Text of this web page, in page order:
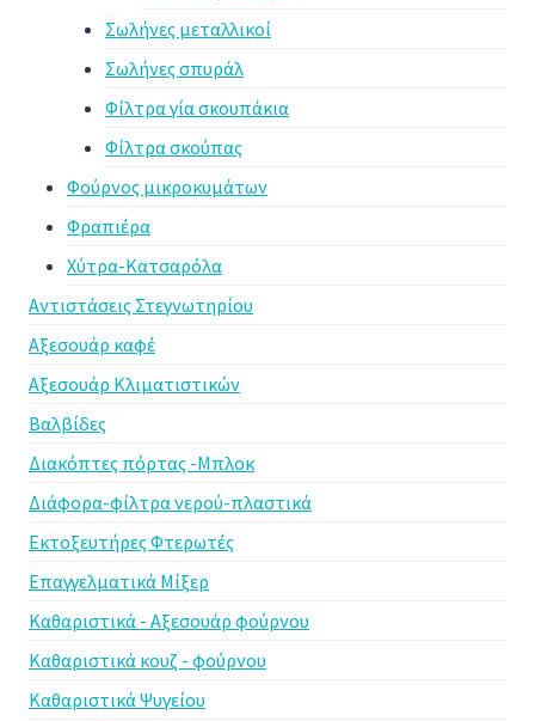
Σωλήνες μεταλλικοί
Σωλήνες σπυράλ
Φίλτρα γία σκουπάκια
Φίλτρα σκούπας
Φούρνος μικροκυμάτων
Φραπιέρα
Χύτρα-Κατσαρόλα
Αντιστάσεις Στεγνωτηρίου
Αξεσουάρ καφέ
Αξεσουάρ Κλιματιστικών
Βαλβίδες
Διακόπτες πόρτας -Μπλοκ
Διάφορα-φίλτρα νερού-πλαστικά
Εκτοξευτήρες Φτερωτές
Επαγγελματικά Μίξερ
Καθαριστικά - Αξεσουάρ φούρνου
Καθαριστικά κουζ - φούρνου
Καθαριστικά Ψυγείου